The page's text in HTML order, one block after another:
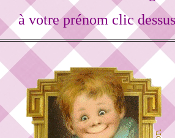
à votre prénom clic dessus